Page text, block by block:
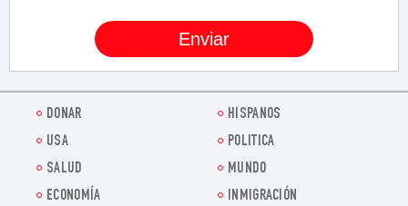
DONAR
HISPANOS
USA
POLITICA
SALUD
MUNDO
ECONOMÍA
INMIGRACIÓN